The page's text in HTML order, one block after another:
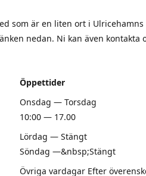
som är en liten ort i Ulricehamns
nedan. Ni kan även kontakta
Öppettider
Onsdag — Torsdag
10:00 — 17.00
Lördag — Stängt
Söndag —&nbsp;Stängt
Övriga vardagar Efter